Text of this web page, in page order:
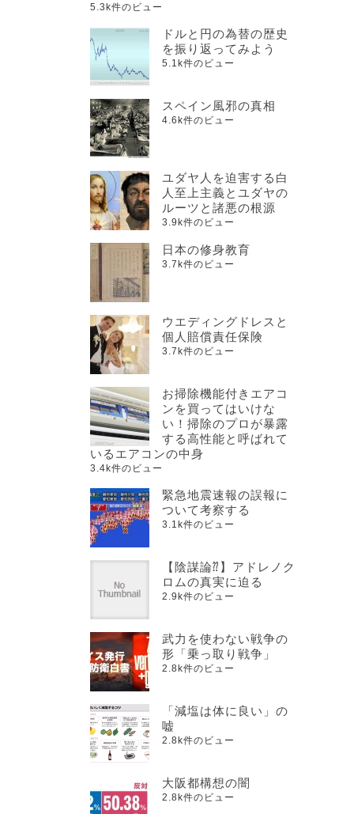
5.3k件のビュー
ドルと円の為替の歴史
を振り返ってみよう
5.1k件のビュー
スペイン風邪の真相
4.6k件のビュー
ユダヤ人を迫害する白
人至上主義とユダヤの
ルーツと諸悪の根源
3.9k件のビュー
日本の修身教育
3.7k件のビュー
ウエディングドレスと
個人賠償責任保険
3.7k件のビュー
お掃除機能付きエアコ
ンを買ってはいけな
い！掃除のプロが暴露
する高性能と呼ばれて
いるエアコンの中身
3.4k件のビュー
緊急地震速報の誤報に
ついて考察する
3.1k件のビュー
【陰謀論⁇】アドレノク
ロムの真実に迫る
2.9k件のビュー
武力を使わない戦争の
形「乗っ取り戦争」
2.8k件のビュー
「減塩は体に良い」の
嘘
2.8k件のビュー
大阪都構想の闇
2.8k件のビュー